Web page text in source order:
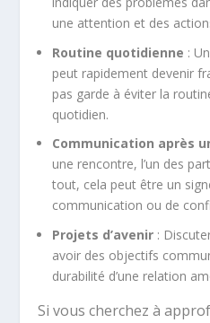
une attention et des
Routine quotidienne :
peut rapidement devenir
pas garde à éviter la
quotidien.
Communication après
une rencontre, l’un des
tout, cela peut être un
communication ou de
Projets d’avenir :
avoir des objectifs
durabilité d’une relation
Si vous cherchez à